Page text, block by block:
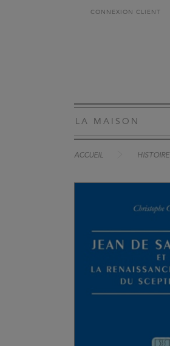
CONNEXION CLIENT
LA MAISON
ACCUEIL HISTOIRE